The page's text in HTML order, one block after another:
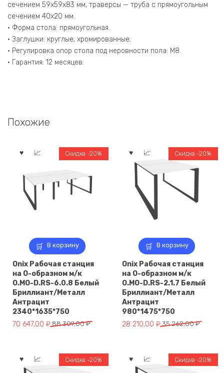
сечением 59х59х83 мм, траверсы — труба с прямоугольным
сечением 40х20 мм.
• Форма стола: прямоугольная.
• Заглушки: круглые, хромированные.
• Регулировка опор стола под неровности пола: М8.
• Гарантия: 12 месяцев.
Похожие
В корзину
Скидка -20%
Onix Рабочая станция
на О-образном м/к
O.MO-D.RS-6.0.8 Белый
Бриллиант/Металл
Антрацит
2340*1635*750
88 309,00₽
Первоначальная
309,00 ₽.
70 647,00 ₽
Текущая
647,00 ₽.
В корзину
Скидка -20%
Onix Рабочая станция
на О-образном м/к
O.MO-D.RS-2.1.7 Белый
Бриллиант/Металл
Антрацит
980*1475*750
35 262,00₽
Первоначальная
262,00 ₽.
28 210,00 ₽
Текущая
210,00 ₽.
Скидка -20% Скидка -20%